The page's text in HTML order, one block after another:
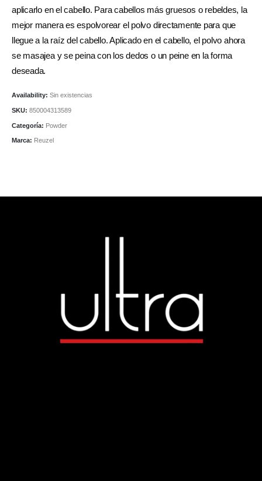
aplicarlo en el cabello. Para cabellos más gruesos o rebeldes, la
mejor manera es espolvorear el polvo directamente para que
llegue a la raíz del cabello. Aplicado en el cabello, el polvo ahora
se masajea y se peina con los dedos o un peine en la forma
deseada.
Availability: Sin existencias
SKU: 850004313589
Categoría: Powder
Marca: Reuzel